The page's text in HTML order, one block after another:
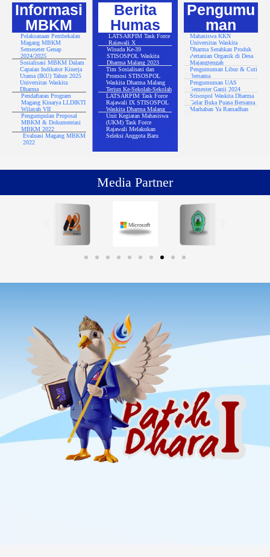
Informasi
MBKM
Pelaksanaan Pembekalan
Magang MBKM
Semeseter Genap
2024/2025
Sosialisasi MBKM Dalam
Capaian Indikator Kinerja
Utama (IKU) Tahun 2025
Universitas Waskita
Dharma
Pendaftaran Program
Magang Kinarya LLDIKTI
Wilayah VII
Pengumpulan Proposal
MBKM & Dokumentasi
MBKM 2022
Evaluasi Magang MBKM
2022
Berita
Humas
LATSARPIM Task Force
Rajawali X
Wisuda Ke-39
STISOSPOL Waskita
Dharma Malang 2023
Tim Sosialisasi dan
Promosi STISOSPOL
Waskita Dharma Malang
Terjun Ke-Sekolah-Sekolah
LATSARPIM Task Force
Rajawali IX STISOSPOL
Waskita Dharma Malang
Unit Kegiatan Mahasiswa
(UKM) Task Force
Rajawali Melakukan
Seleksi Anggota Baru
Pengumu
man
Mahasiswa KKN
Universitas Waskita
Dharma Serahkan Produk
Pertanian Organik di Desa
Majangtengah
Pengumuman Libur & Cuti
Bersama
Pengumuman UAS
Semester Ganji 2024
Stisospol Waskita Dharma
Gelar Buka Puasa Bersama
Marhaban Ya Ramadhan
Media Partner